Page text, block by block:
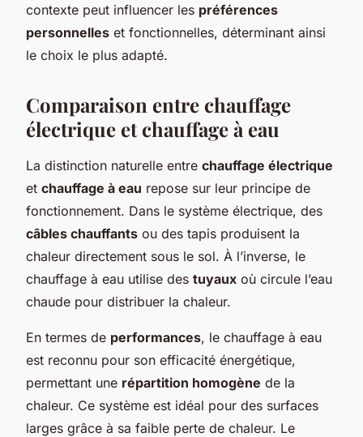
contexte peut influencer les préférences
personnelles et fonctionnelles, déterminant ainsi
le choix le plus adapté.
Comparaison entre chauffage
électrique et chauffage à eau
La distinction naturelle entre chauffage électrique
et chauffage à eau repose sur leur principe de
fonctionnement. Dans le système électrique, des
câbles chauffants ou des tapis produisent la
chaleur directement sous le sol. À l’inverse, le
chauffage à eau utilise des tuyaux où circule l’eau
chaude pour distribuer la chaleur.
En termes de performances, le chauffage à eau
est reconnu pour son efficacité énergétique,
permettant une répartition homogène de la
chaleur. Ce système est idéal pour des surfaces
larges grâce à sa faible perte de chaleur. Le